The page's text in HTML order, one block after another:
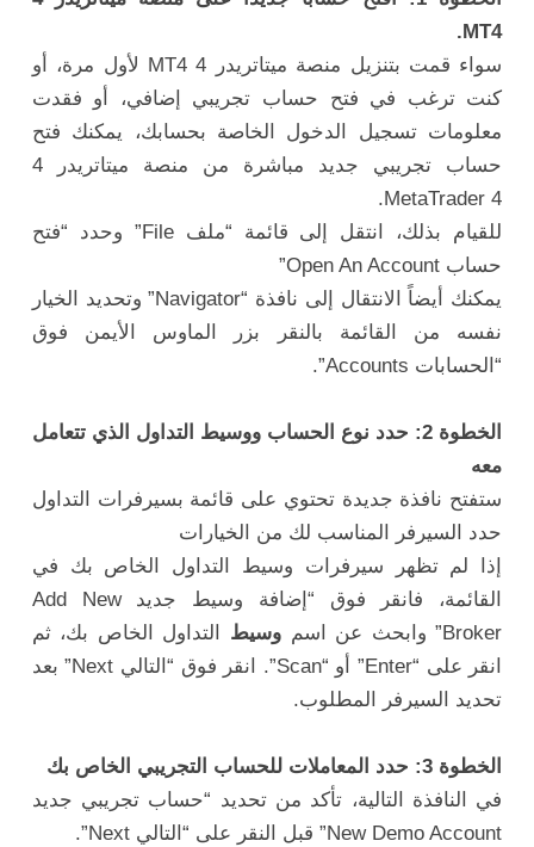
MT4.
سواء قمت بتنزيل منصة ميتاتريدر 4 MT4 لأول مرة، أو
كنت ترغب في فتح حساب تجريبي إضافي، أو فقدت
معلومات تسجيل الدخول الخاصة بحسابك، يمكنك فتح
حساب تجريبي جديد مباشرة من منصة ميتاتريدر 4
MetaTrader 4.
للقيام بذلك، انتقل إلى قائمة “ملف File” وحدد “فتح
حساب Open An Account”
يمكنك أيضاً الانتقال إلى نافذة “Navigator” وتحديد الخيار
نفسه من القائمة بالنقر بزر الماوس الأيمن فوق
“الحسابات Accounts”.
الخطوة 2: حدد نوع الحساب ووسيط التداول الذي تتعامل
معه
ستفتح نافذة جديدة تحتوي على قائمة بسيرفرات التداول
حدد السيرفر المناسب لك من الخيارات
إذا لم تظهر سيرفرات وسيط التداول الخاص بك في
القائمة، فانقر فوق “إضافة وسيط جديد Add New
Broker” وابحث عن اسم
وسيط
التداول الخاص بك، ثم
انقر على “Enter” أو “Scan”. انقر فوق “التالي Next” بعد
تحديد السيرفر المطلوب.
الخطوة 3: حدد المعاملات للحساب التجريبي الخاص بك
في النافذة التالية، تأكد من تحديد “حساب تجريبي جديد
New Demo Account” قبل النقر على “التالي Next”.